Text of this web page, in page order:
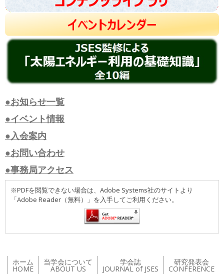
●お知らせ一覧
●イベント情報
●入会案内
●お問い合わせ
●事務局アクセス
※PDFを閲覧できない場合は、Adobe Systems社のサイトより
「Adobe Reader（無料）」を入手してご利用ください。
ホーム
HOME
当学会について
ABOUT US
学会誌
JOURNAL of JSES
研究発表会
CONFERENCE